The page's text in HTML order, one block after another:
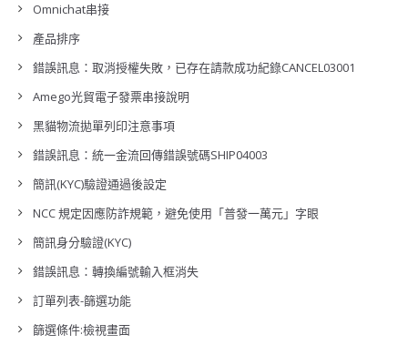
Omnichat串接
產品排序
錯誤訊息：取消授權失敗，已存在請款成功紀錄CANCEL03001
Amego光貿電子發票串接說明
黑貓物流拋單列印注意事項
錯誤訊息：統一金流回傳錯誤號碼SHIP04003
簡訊(KYC)驗證通過後設定
NCC 規定因應防詐規範，避免使用「普發一萬元」字眼
簡訊身分驗證(KYC)
錯誤訊息：轉換編號輸入框消失
訂單列表-篩選功能
篩選條件:檢視畫面